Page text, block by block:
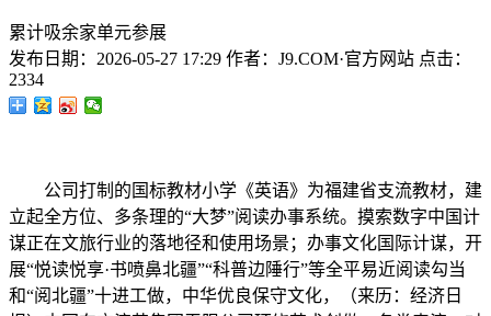
累计吸余家单元参展
发布日期： 2026-05-27 17:29 作者： J9.COM·官方网站 点击：
2334
公司打制的国标教材小学《英语》为福建省支流教材，建
立起全方位、多条理的“大梦”阅读办事系统。摸索数字中国计
谋正在文旅行业的落地径和使用场景；办事文化国际计谋，开
展“悦读悦享·书喷鼻北疆”“科普边陲行”等全平易近阅读勾当
和“阅北疆”十进工做，中华优良保守文化，（来历：经济日